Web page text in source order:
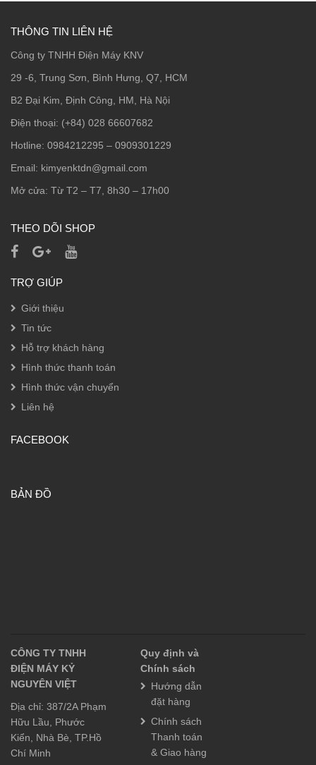
THÔNG TIN LIÊN HỆ
Công ty TNHH Điện Máy KNV
29 -6, Trung Sơn, Bình Hưng, Q7, HCM
B2 Đại Kim, Định Công, HM, Hà Nội
Điện thoại: (+84) 028 66607682
Hotline: 0984212295 – 0909301229
Email: kimyenktdn@gmail.com
Mở cửa: Từ T2 – T7, 8h30 – 17h00
THEO DÕI SHOP
TRỢ GIÚP
Giới thiệu
Tin tức
Hỗ trợ khách hàng
Hình thức thanh toán
Hình thức vận chuyển
Liên hệ
FACEBOOK
BẢN ĐỒ
CÔNG TY TNHH
ĐIỆN MÁY KỶ
NGUYÊN VIỆT
Địa chỉ: 387/2A Phạm
Hữu Lầu, Phước
Kiển, Nhà Bè, TP.Hồ
Chí Minh
Quy định và
Chính sách
Hướng dẫn
đặt hàng
Chính sách
Thanh toán
& Giao hàng